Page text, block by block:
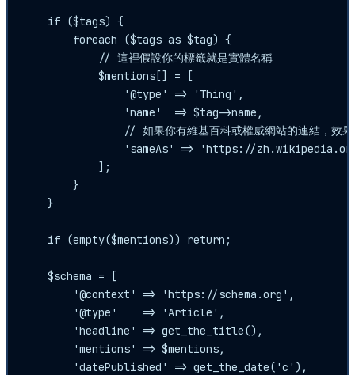
    if ($tags) {
        foreach ($tags as $tag) {
            // 這裡假設你的標籤就是實體名稱
            $mentions[] = [
                '@type' => 'Thing',
                'name'  => $tag->name,
// 如果你有維基百科或權威網站的連結，效果
'sameAs' => 'https://
            ];
        }
    }
    if (empty($mentions)) return;
    $schema = [
        '@context' => 'https://schema.org',
        '@type'    => 'Article',
        'headline' => get_the_title(),
        'mentions' => $mentions,
        'datePublished' => get_the_date('c'),